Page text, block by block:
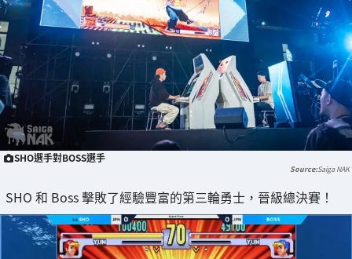
SHO選手對BOSS選手
Saiga NAK
SHO 和 Boss 擊敗了經驗豐富的第三輪勇士，晉級總決賽！